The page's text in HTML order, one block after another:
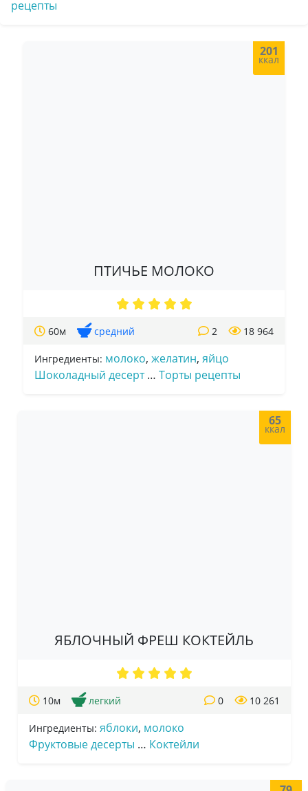
рецепты
201
ккал
ПТИЧЬЕ МОЛОКО
60м средний 18 964
2
Ингредиенты: молоко, желатин, яйцо
Шоколадный десерт… Торты рецепты
65
ккал
ЯБЛОЧНЫЙ ФРЕШ КОКТЕЙЛЬ
10м легкий 10 261
0
Ингредиенты: яблоки, молоко
Фруктовые десерты … Коктейли